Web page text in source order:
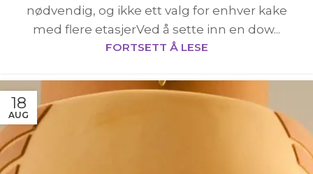
nødvendig, og ikke ett valg for enhver kake
med flere etasjerVed å sette inn en dow...
FORTSETT Å LESE
18
AUG